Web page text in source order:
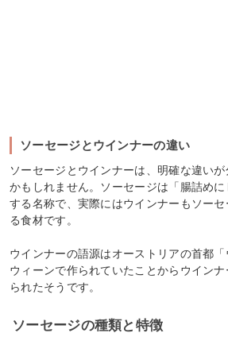
ソーセージとウインナーの違い
ソーセージとウインナーは、明確な違い
かもしれません。ソーセージは「腸詰め
する名称で、実際にはウインナーもソー
る食材です。
ウインナーの語源はオーストリアの首都
ウィーンで作られていたことからウイン
られたそうです。
ソーセージの種類と特徴